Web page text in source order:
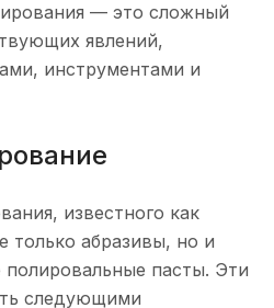
— это сложный
явлений,
инструментами и
известного как
только абразивы, но и
пасты. Эти
следующими